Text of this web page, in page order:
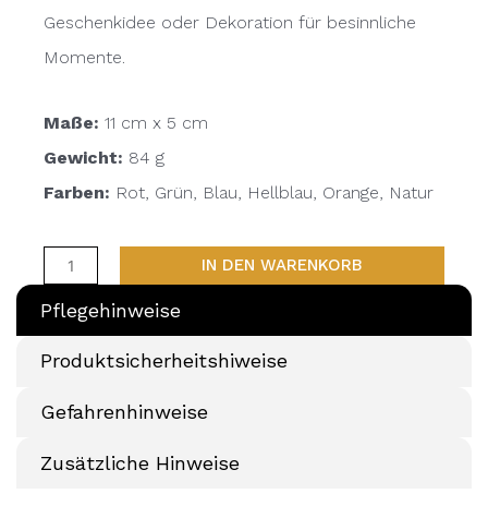
Geschenkidee oder Dekoration für besinnliche
Momente.
Maße: 11 cm x 5 cm
Gewicht: 84 g
Farben: Rot, Grün, Blau, Hellblau, Orange, Natur
IN DEN WARENKORB
Pflegehinweise
Produktsicherheitshiweise
Gefahrenhinweise
Zusätzliche Hinweise